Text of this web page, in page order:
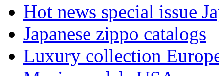
Hot news special issue
Japanese zippo catalogs
Luxury collection